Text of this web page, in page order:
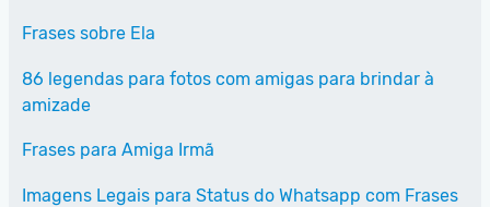
Frases sobre Ela
86 legendas para fotos com amigas para brindar à
amizade
Frases para Amiga Irmã
Imagens Legais para Status do Whatsapp com Frases